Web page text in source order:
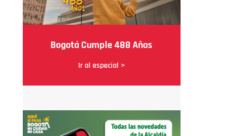
Bogotá Cumple 488 Años
Ir al especial >